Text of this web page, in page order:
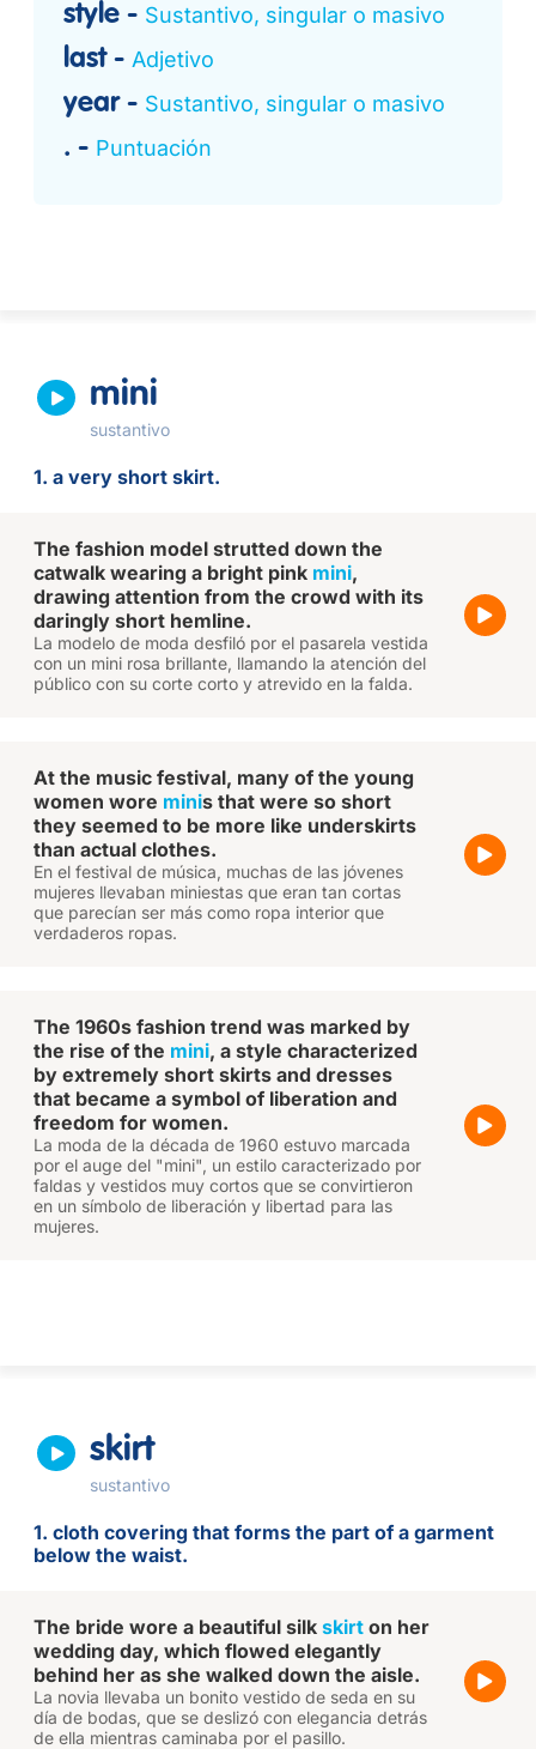
style Sustantivo, singular o masivo
last Adjetivo
year Sustantivo, singular o masivo
. Puntuación
mini
sustantivo
1. a very short skirt.
The fashion model strutted down the
catwalk wearing a bright pink mini,
drawing attention from the crowd with its
daringly short hemline.
La modelo de moda desfiló por el pasarela vestida
con un mini rosa brillante, llamando la atención del
público con su corte corto y atrevido en la falda.
At the music festival, many of the young
women wore minis that were so short
they seemed to be more like underskirts
than actual clothes.
En el festival de música, muchas de las jóvenes
mujeres llevaban miniestas que eran tan cortas
que parecían ser más como ropa interior que
verdaderos ropas.
The 1960s fashion trend was marked by
the rise of the mini, a style characterized
by extremely short skirts and dresses
that became a symbol of liberation and
freedom for women.
La moda de la década de 1960 estuvo marcada
por el auge del "mini", un estilo caracterizado por
faldas y vestidos muy cortos que se convirtieron
en un símbolo de liberación y libertad para las
mujeres.
skirt
sustantivo
1. cloth covering that forms the part of a garment
below the waist.
The bride wore a beautiful silk skirt on her
wedding day, which flowed elegantly
behind her as she walked down the aisle.
La novia llevaba un bonito vestido de seda en su
día de bodas, que se deslizó con elegancia detrás
de ella mientras caminaba por el pasillo.